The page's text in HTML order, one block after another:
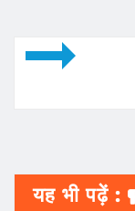
यह भी पढ़ें :